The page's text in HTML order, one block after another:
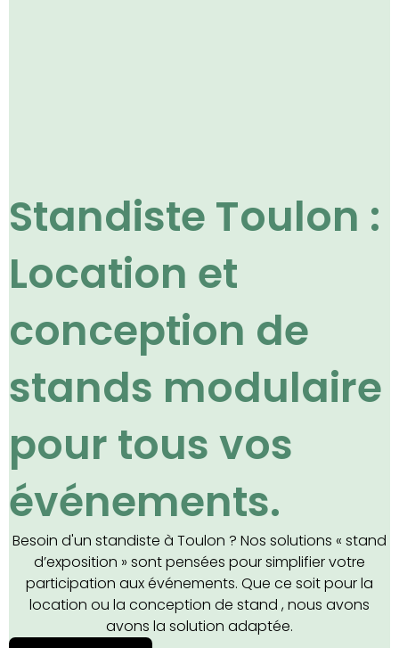
Standiste Toulon :
Location et
conception de
stands modulaire
pour tous vos
événements.
Besoin d'un standiste à Toulon ? Nos solutions « stand
d’exposition » sont pensées pour simplifier votre
participation aux événements. Que ce soit pour la
location ou la conception de stand , nous avons
avons la solution adaptée.